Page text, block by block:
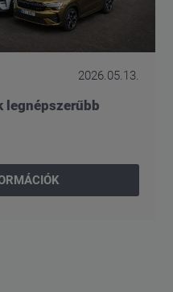
2026.05.13.
legnépszerűbb